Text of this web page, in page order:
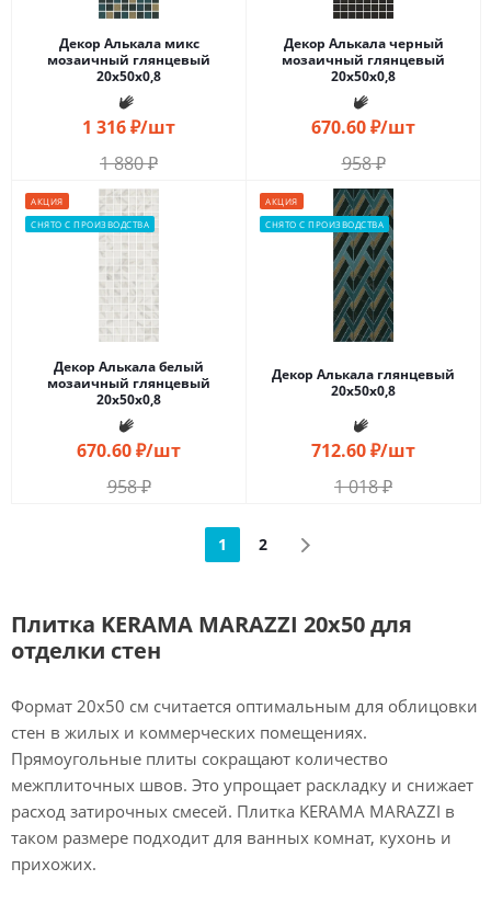
Декор Алькала микс
мозаичный глянцевый
20x50x0,8
1 316₽/шт
1 880₽
Декор Алькала черный
мозаичный глянцевый
20x50x0,8
670.60₽/шт
958₽
АКЦИЯ
СНЯТО С ПРОИЗВОДСТВА
Декор Алькала белый
мозаичный глянцевый
20x50x0,8
670.60₽/шт
958₽
АКЦИЯ
СНЯТО С ПРОИЗВОДСТВА
Декор Алькала глянцевый
20x50x0,8
712.60₽/шт
1 018₽
1 2
Плитка KERAMA MARAZZI 20х50 для
отделки стен
Формат 20х50 см считается оптимальным для облицовки
стен в жилых и коммерческих помещениях.
Прямоугольные плиты сокращают количество
межплиточных швов. Это упрощает раскладку и снижает
расход затирочных смесей. Плитка KERAMA MARAZZI в
таком размере подходит для ванных комнат, кухонь и
прихожих.